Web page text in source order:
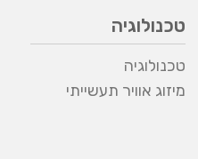
טכנולוגיה
טכנולוגיה
מיזוג אוויר תעשייתי